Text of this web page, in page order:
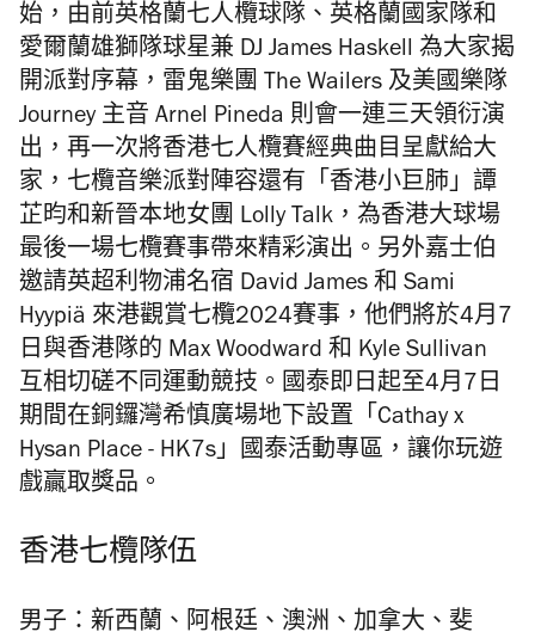
始，由前英格蘭七人欖球隊、英格蘭國家隊和
愛爾蘭雄獅隊球星兼 DJ James Haskell 為大家揭
開派對序幕，雷鬼樂團 The Wailers 及美國樂隊
Journey 主音 Arnel Pineda 則會一連三天領衍演
出，再一次將香港七人欖賽經典曲目 呈獻給大
家，七欖音樂派對陣容還有「香港小巨肺」譚
芷昀和新晉本地女團 Lolly Talk， 為香港大球場
最後一場七欖賽事帶來精彩演出。另外嘉士伯
邀請英超利物浦名宿 David James 和 Sami
Hyypiä 來港觀賞七欖2024賽事，他們將於4月7
日與香港隊的 Max Woodward 和 Kyle Sullivan
互相切磋不同運動競技。國泰即日起至4月7日
期間在銅鑼灣希慎廣場地下設置「Cathay x
Hysan Place - HK7s」國泰活動專區，讓你玩遊
戲贏取獎品。
香港七欖隊伍
男子：新西蘭、阿根廷、澳洲、加拿大、斐